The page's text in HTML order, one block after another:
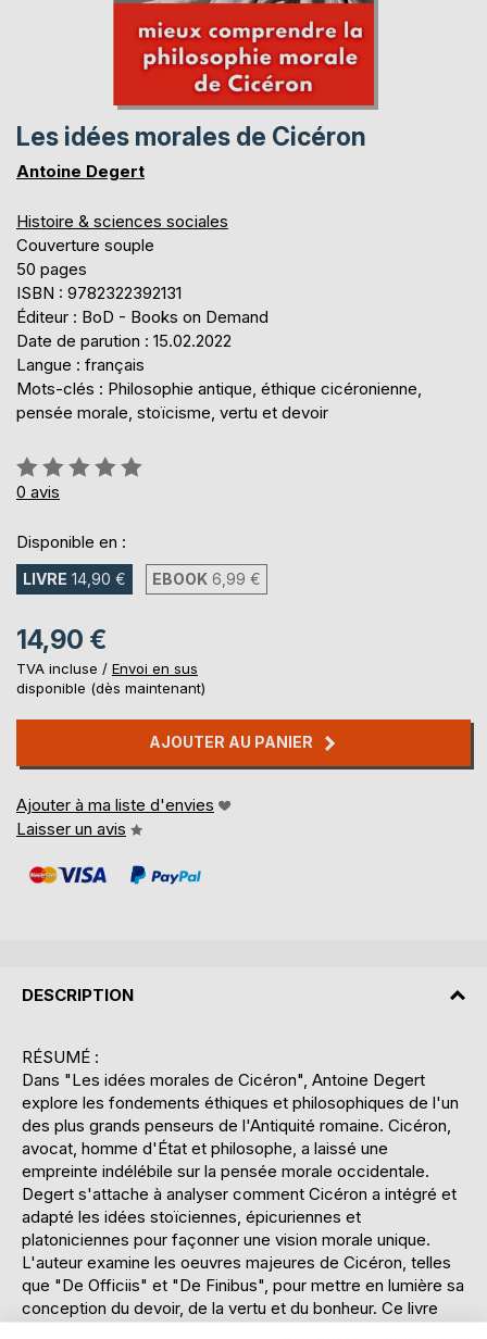
Les idées morales de Cicéron
Antoine Degert
Histoire & sciences sociales
Couverture souple
50 pages
ISBN : 9782322392131
Éditeur : BoD - Books on Demand
Date de parution : 15.02.2022
Langue : français
Mots-clés : Philosophie antique, éthique cicéronienne,
pensée morale, stoïcisme, vertu et devoir
Évaluation:
0%
0 avis
Disponible en :
LIVRE 14,90 € EBOOK 6,99 €
14,90 €
TVA incluse / Envoi en sus
disponible (dès maintenant)
AJOUTER AU PANIER
Ajouter à ma liste d'envies
Laisser un avis
DESCRIPTION
RÉSUMÉ :
Dans "Les idées morales de Cicéron", Antoine Degert
explore les fondements éthiques et philosophiques de l'un
des plus grands penseurs de l'Antiquité romaine. Cicéron,
avocat, homme d'État et philosophe, a laissé une
empreinte indélébile sur la pensée morale occidentale.
Degert s'attache à analyser comment Cicéron a intégré et
adapté les idées stoïciennes, épicuriennes et
platoniciennes pour façonner une vision morale unique.
L'auteur examine les oeuvres majeures de Cicéron, telles
que "De Officiis" et "De Finibus", pour mettre en lumière sa
conception du devoir, de la vertu et du bonheur. Ce livre